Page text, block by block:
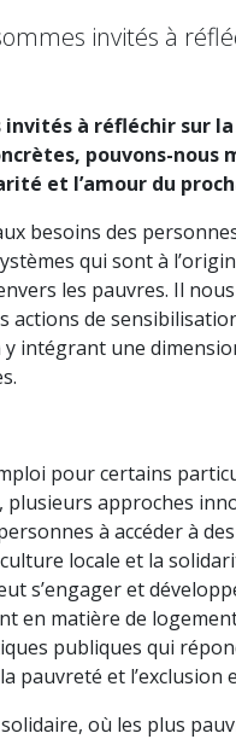
invités à
invités à réfléchir sur
pouvons-nous
et l’amour du
besoins des
qui sont à
les pauvres. Il
actions de
intégrant une
pour certains
plusieurs approches
à accéder à
locale et la
s’engager et
matière de logement
publiques qui
pauvreté et l’exclusion
où les plus